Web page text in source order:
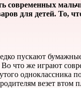
современных
для детей. То,
пускают
что же играют
одноклассника
везет втом